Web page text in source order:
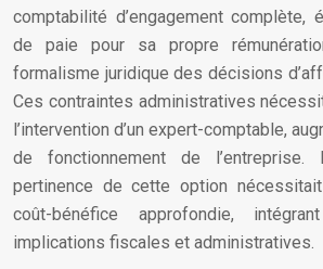
comptabilité d’engagement complète,
de paie pour sa propre
formalisme juridique des décisions
Ces contraintes administratives
l’intervention d’un expert-comptable,
de fonctionnement de l’entreprise.
pertinence de cette option
coût-bénéfice approfondie,
implications fiscales et administratives.